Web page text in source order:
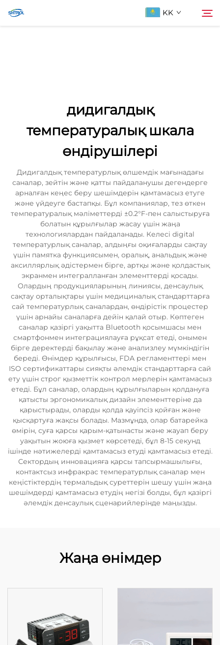
KK
Бізбен хабарласыңы
дидигалдық
температуралық шкала
өндірушілері
Дидигалдық температурлық өлшемдік мағынадағы
саналар, зейтін және қатты пайдаланушы дегендерге
арналған кеңес беру шешімдерін қамтамасыз етуге
және үйдеуге бастапқы. Бұл компаниялар, тез өткен
температуралық мәліметтерді ±0.2°F-пен салыстыруға
болатын құрылғылар жасау үшін жаңа
технологиялардан пайдаланады. Келесі digital
температурлық саналар, алдыңғы оқиғаларды сақтау
үшін памятка функциясымен, оралық, анальдық және
аксиллярлық әдістермен бірге, артқы және қолдастық
экранмен интегралланған элементтерді қосады.
Олардың продукцияларының линиясы, денсаулық
сақтау орталықтары үшін медициналық стандарттарға
сай температурлық саналардан, өндірістік процестер
үшін арнайы саналарға дейін қалай отыр. Көптеген
саналар қазіргі уақытта Bluetooth қосымшасы мен
смартфонмен интеграциялауға рұқсат етеді, онымен
бірге деректерді бақылау және анализлеу мүмкіндігін
береді. Өнімдер құрылғысы, FDA регламенттері мен
ISO сертификаттары сияқты әлемдік стандарттарға сай
ету үшін строг қызметтік контрол мерлерін қамтамасыз
етеді. Бұл саналар, олардың құрылғыларын қолдануға
қатысты эргономикалық дизайн элементтеріне да
қарыстырады, оларды қолда қауіпсіз қойған және
қысқартуға жақсы болады. Мазмұнда, олар батарейка
өмірін, суға қарсы қарым-қатынасты және жауап беру
уақытын жоюға қызмет көрсетеді, бұл 8-15 секунд
ішінде нәтижелерді қамтамасыз етуді қамтамасыз етеді.
Сектордың инновацияға қарсы тапсырмашылығы,
контактсыз инфракрас температурлық саналар мен
кеңістіктердің термальдық суреттерін шешу үшін жаңа
шешімдерді қамтамасыз етудің негізі болды, бұл қазіргі
әлемдік денсаулық сценарийлерінде маңызды.
Жаңа өнімдер